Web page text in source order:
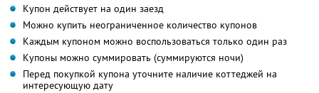
Купон действует на один заезд
Можно купить неограниченное количество купонов
Каждым купоном можно воспользоваться только один раз
Купоны можно суммировать (суммируются ночи)
Перед покупкой купона уточните наличие коттеджей на
интересующую дату